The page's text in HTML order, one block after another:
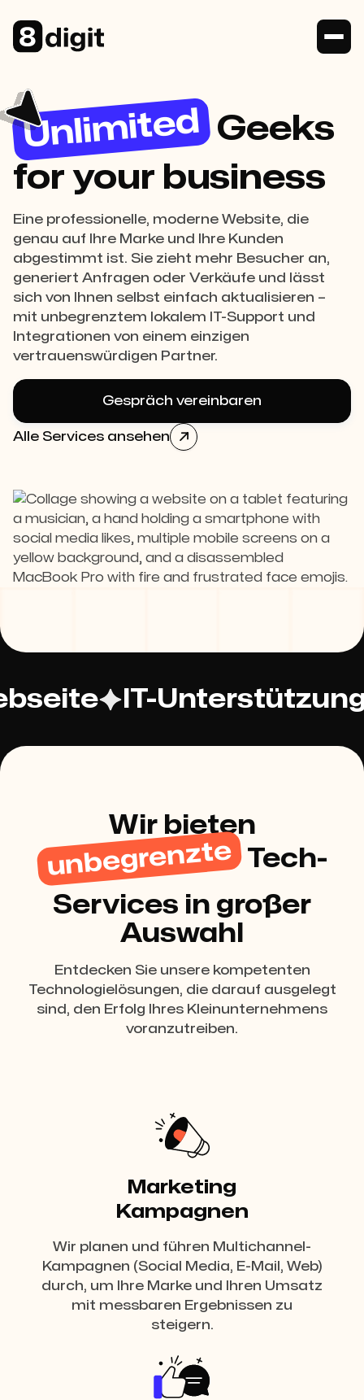
Unlimited Geeks
for your business
Eine professionelle, moderne Website, die
genau auf Ihre Marke und Ihre Kunden
abgestimmt ist. Sie zieht mehr Besucher an,
generiert Anfragen oder Verkäufe und lässt
sich von Ihnen selbst einfach aktualisieren –
mit unbegrenztem lokalem IT-Support und
Integrationen von einem einzigen
vertrauenswürdigen Partner.
Gespräch vereinbaren
Alle Services ansehen 
IT-
Wir bieten
unbegrenzte Tech-
Services in großer
Auswahl
Entdecken Sie unsere kompetenten
Technologielösungen, die darauf ausgelegt
sind, den Erfolg Ihres Kleinunternehmens
voranzutreiben.
Marketing
Kampagnen
Wir planen und führen Multichannel-
Kampagnen (Social Media, E-Mail, Web)
durch, um Ihre Marke und Ihren Umsatz
mit messbaren Ergebnissen zu
steigern.